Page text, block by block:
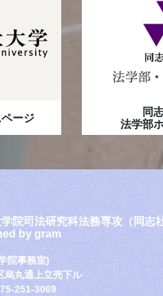
ージ
同
法学部
院司法研究科法務専攻（同志
by gram
院事務室)
丸通上立売下ル
251-3069